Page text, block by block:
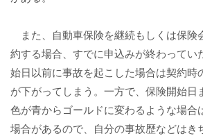
また、自動車保険を継続もしくは保険
約する場合、すでに申込みが終わってい
始日以前に事故を起こした場合は契約時
が下がってしまう。一方で、保険開始日
色が青からゴールドに変わるような場合
場合があるので、自分の事故歴などはき